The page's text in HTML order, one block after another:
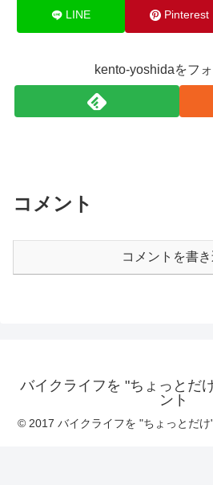
LINE Pinterest
kento-yoshidaをフ
コメント
コメントを書
バイクライフを "ちょっとだ
ント
© 2017 バイクライフを "ちょっとだけ